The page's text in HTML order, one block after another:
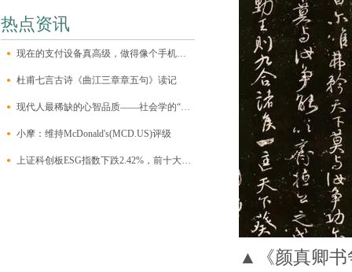
热点资讯
现在的支付设备真高级，做得像个手机一样，自带一块大触屏，有个前置摄像
杜甫七言古诗《曲江三章章五句》读记
现代人最稀缺的心智品质——社会学的“三大想象力”
小摩：维持McDonald's(MCD.US)评级
上证科创板ESG指数下跌2.42%，前十大权重包含澜起科技等
▲《颜真卿书